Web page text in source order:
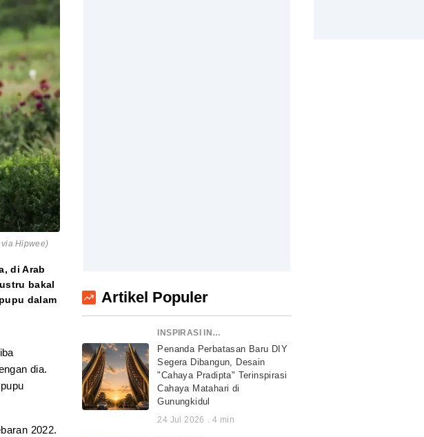
Hipwee)
di Arab
bakal
dalam
dia.
2022.
Artikel Populer
INSPIRASI INDONESIA
Penanda Perbatasan Baru DIY
Segera Dibangun, Desain
"Cahaya Pradipta" Terinspirasi
Cahaya Matahari di
Gunungkidul
24 Jul 2026 . 4 min